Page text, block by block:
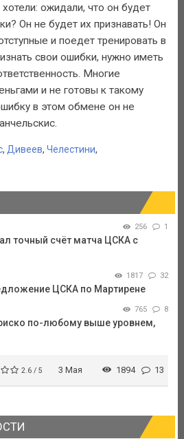
ожидали, что он будет
Он не будет их признавать! Он
и поедет тренировать в
свои ошибки, нужно иметь
Многие
и не готовы к такому
в этом обмене он не
, Дивеев, Челестини,
256 1
точный счёт матча ЦСКА с
1817 32
ЦСКА по Мартирене
765 8
по-любому выше уровнем,
2.6 / 5 3 Мая 1894 13